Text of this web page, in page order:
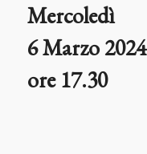
Mercoledì
6 Marzo 2024
ore 17.30